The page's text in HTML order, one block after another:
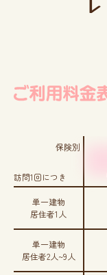
保険別
訪問1回につき
単一建物
居住者1人
単一建物
居住者2人~9人